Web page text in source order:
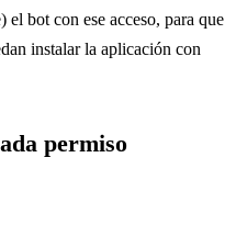
el bot con ese acceso, para que
instalar la aplicación con
permiso